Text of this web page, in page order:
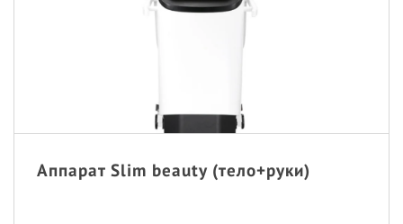
Аппарат Slim beauty (тело+руки)